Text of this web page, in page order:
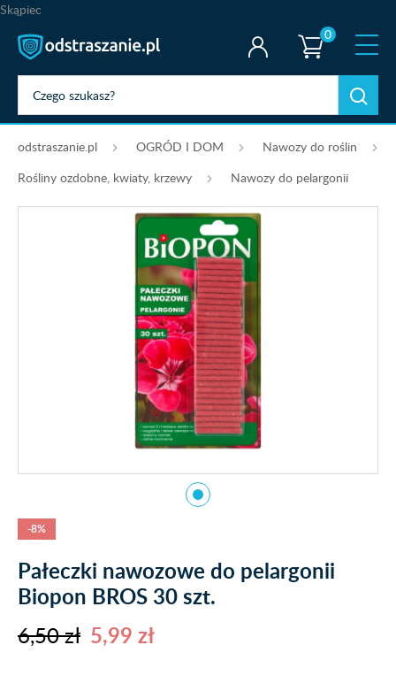
Skąpiec
0
odstraszanie.pl OGRÓD I DOM
Nawozy do roślin
Rośliny ozdobne, kwiaty, krzewy
Nawozy do pelargonii
-8%
Pałeczki nawozowe do pelargonii
Biopon BROS 30 szt.
6,50 zł 5,99 zł